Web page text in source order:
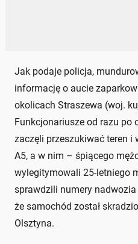
Jak podaje policja,
informację o aucie
okolicach Straszewa (woj.
Funkcjonariusze od razu po
zaczęli przeszukiwać teren i
A5, a w nim – śpiącego
wylegitymowali 25-letniego
sprawdzili numery nadwozia
że samochód został
Olsztyna.